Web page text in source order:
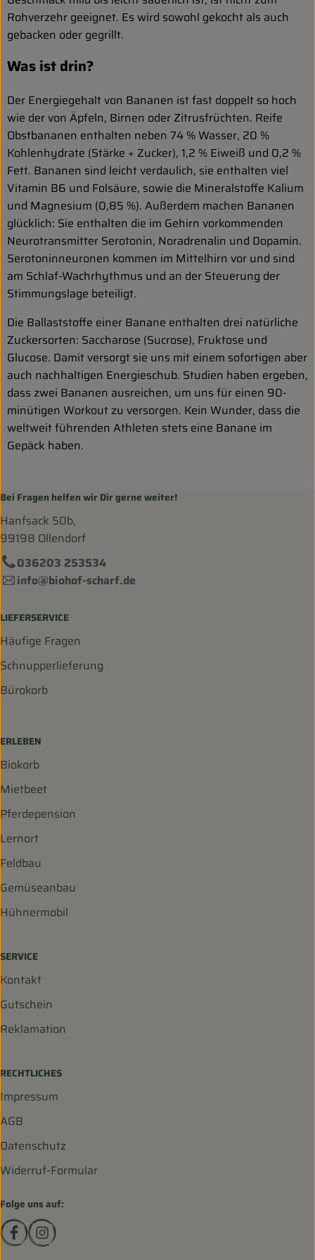
Rohverzehr geeignet. Es wird sowohl gekocht als auch
gebacken oder gegrillt.
Was ist drin?
Der Energiegehalt von Bananen ist fast doppelt so hoch
wie der von Äpfeln, Birnen oder Zitrusfrüchten. Reife
Obstbananen enthalten neben 74 % Wasser, 20 %
Kohlenhydrate (Stärke + Zucker), 1,2 % Eiweiß und 0,2 %
Fett. Bananen sind leicht verdaulich, sie enthalten viel
Vitamin B6 und Folsäure, sowie die Mineralstoffe Kalium
und Magnesium (0,85 %). Außerdem machen Bananen
glücklich: Sie enthalten die im Gehirn vorkommenden
Neurotransmitter Serotonin, Noradrenalin und Dopamin.
Serotoninneuronen kommen im Mittelhirn vor und sind
am Schlaf-Wachrhythmus und an der Steuerung der
Stimmungslage beteiligt.
Die Ballaststoffe einer Banane enthalten drei natürliche
Zuckersorten: Saccharose (Sucrose), Fruktose und
Glucose. Damit versorgt sie uns mit einem sofortigen aber
auch nachhaltigen Energieschub. Studien haben ergeben,
dass zwei Bananen ausreichen, um uns für einen 90-
minütigen Workout zu versorgen. Kein Wunder, dass die
weltweit führenden Athleten stets eine Banane im
Gepäck haben.
Bei Fragen helfen wir Dir gerne weiter!
Hanfsack 50b,
99198 Ollendorf
036203 253534
info@biohof-scharf.de
LIEFERSERVICE
Häufige Fragen
Schnupperlieferung
Bürokorb
ERLEBEN
Biokorb
Mietbeet
Pferdepension
Lernort
Feldbau
Gemüseanbau
Hühnermobil
SERVICE
Kontakt
Gutschein
Reklamation
RECHTLICHES
Impressum
AGB
Datenschutz
Widerruf-Formular
Folge uns auf:
Externer Link zu https://www.facebook.com/
Externer Link zu https://www.instagram.com/